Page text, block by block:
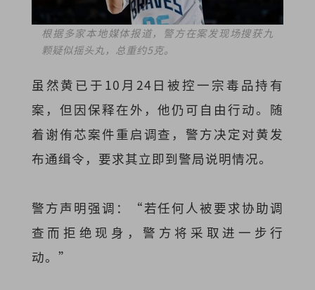
根据多家本地媒体报道，警方在案发现场搜获九
颗疑似摇头丸，总重约5克。
虽然黄已于10月24日被控一宗毒品持有
案，但因保释在外，他仍可自由行动。随
着谢侑芯案件重启调查，警方决定对黄发
布通缉令，要求其立即到警局说明情况。
警方声明强调：“若任何人被要求协助调
查而拒绝现身，警方将采取进一步行
动。”